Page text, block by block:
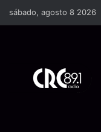
sábado, agosto 8 2026